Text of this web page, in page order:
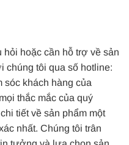
hỏi hoặc cần hỗ trợ về sản
chúng tôi qua số hotline:
sóc khách hàng của
thắc mắc của quý
tiết về sản phẩm một
nhất. Chúng tôi trân